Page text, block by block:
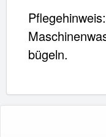
Pflegehinweis:
bügeln.